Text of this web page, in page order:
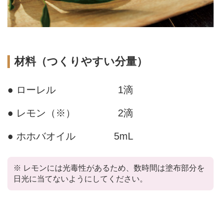
材料（つくりやすい分量）
● ローレル 1滴
● レモン（※） 2滴
● ホホバオイル 5mL
※ レモンには光毒性があるため、数時間は塗布部分を
日光に当てないようにしてください。